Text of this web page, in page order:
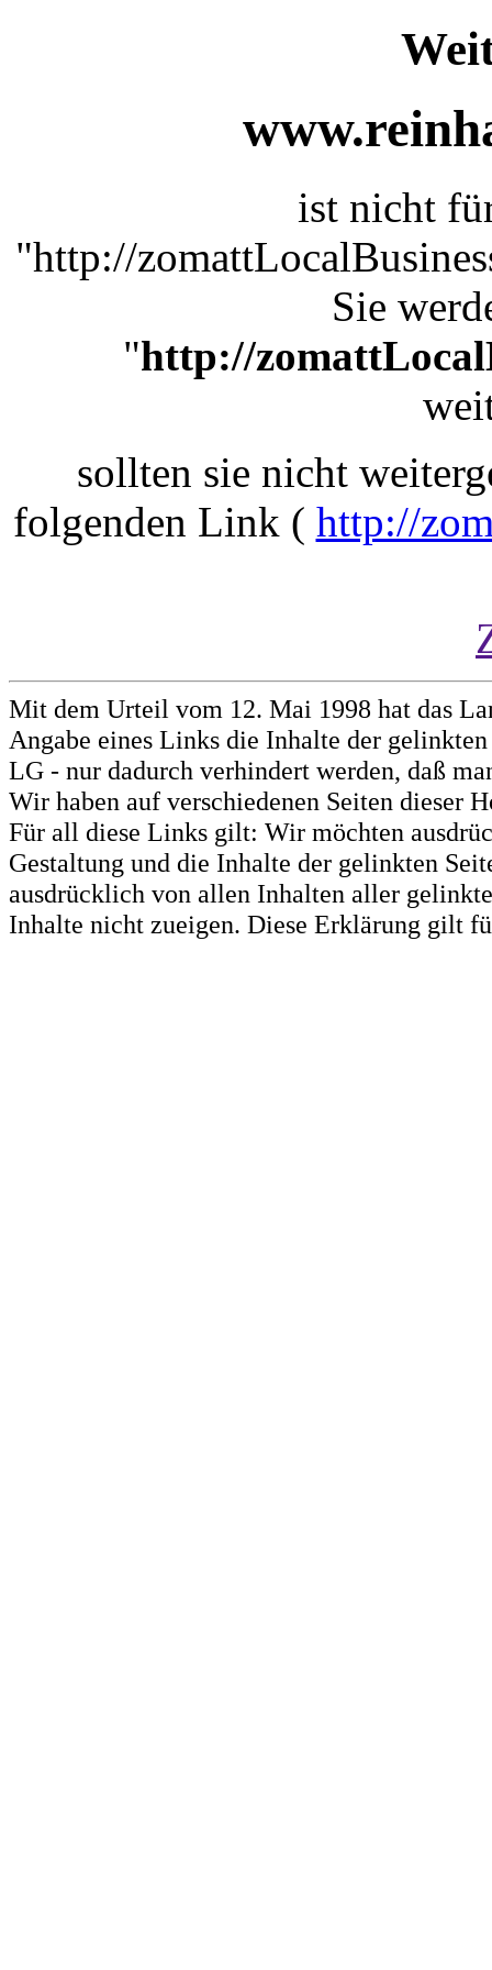
ist nicht
"http://
Sie
"http://
sollten sie nicht
folgenden Link ( http://
Mit dem Urteil vom 12. Mai 1998 hat das
Angabe eines Links die Inhalte der
LG - nur dadurch verhindert werden, daß
Wir haben auf verschiedenen Seiten dieser
Für all diese Links gilt: Wir möchten
Gestaltung und die Inhalte der gelinkten
ausdrücklich von allen Inhalten aller
Inhalte nicht zueigen. Diese Erklärung gilt